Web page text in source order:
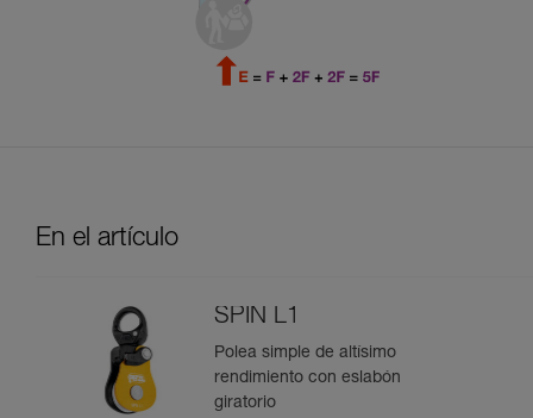
En el artículo
SPIN L1
Polea simple de altísimo
rendimiento con eslabón
giratorio